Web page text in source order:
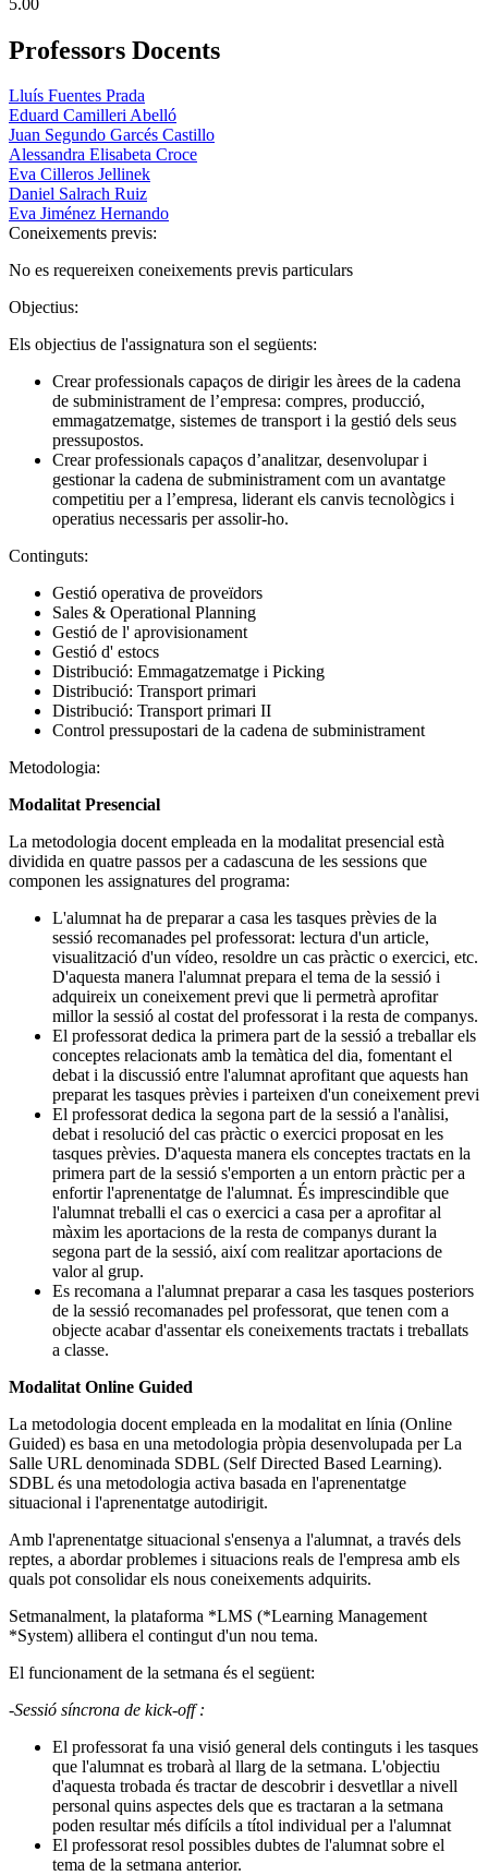
Professors Docents
Lluís Fuentes Prada
Eduard Camilleri Abelló
Juan Segundo Garcés Castillo
Alessandra Elisabeta Croce
Eva Cilleros Jellinek
Daniel Salrach Ruiz
Eva Jiménez Hernando
Coneixements previs:
No es requereixen coneixements previs particulars
Objectius:
Els objectius de l'assignatura son el següents:
Crear professionals capaços de dirigir les àrees de la cadena
de subministrament de l’empresa: compres, producció,
emmagatzematge, sistemes de transport i la gestió dels seus
pressupostos.
Crear professionals capaços d’analitzar, desenvolupar i
gestionar la cadena de subministrament com un avantatge
competitiu per a l’empresa, liderant els canvis tecnològics i
operatius necessaris per assolir-ho.
Continguts:
Gestió operativa de proveïdors
Sales & Operational Planning
Gestió de l' aprovisionament
Gestió d' estocs
Distribució: Emmagatzematge i Picking
Distribució: Transport primari
Distribució: Transport primari II
Control pressupostari de la cadena de subministrament
Metodologia:
Modalitat Presencial
La metodologia docent empleada en la modalitat presencial està
dividida en quatre passos per a cadascuna de les sessions que
componen les assignatures del programa:
L'alumnat ha de preparar a casa les tasques prèvies de la
sessió recomanades pel professorat: lectura d'un article,
visualització d'un vídeo, resoldre un cas pràctic o exercici, etc.
D'aquesta manera l'alumnat prepara el tema de la sessió i
adquireix un coneixement previ que li permetrà aprofitar
millor la sessió al costat del professorat i la resta de companys.
El professorat dedica la primera part de la sessió a treballar els
conceptes relacionats amb la temàtica del dia, fomentant el
debat i la discussió entre l'alumnat aprofitant que aquests han
preparat les tasques prèvies i parteixen d'un coneixement previ
El professorat dedica la segona part de la sessió a l'anàlisi,
debat i resolució del cas pràctic o exercici proposat en les
tasques prèvies. D'aquesta manera els conceptes tractats en la
primera part de la sessió s'emporten a un entorn pràctic per a
enfortir l'aprenentatge de l'alumnat. És imprescindible que
l'alumnat treballi el cas o exercici a casa per a aprofitar al
màxim les aportacions de la resta de companys durant la
segona part de la sessió, així com realitzar aportacions de
valor al grup.
Es recomana a l'alumnat preparar a casa les tasques posteriors
de la sessió recomanades pel professorat, que tenen com a
objecte acabar d'assentar els coneixements tractats i treballats
a classe.
Modalitat Online Guided
La metodologia docent empleada en la modalitat en línia (Online
Guided) es basa en una metodologia pròpia desenvolupada per La
Salle URL denominada SDBL (Self Directed Based Learning).
SDBL és una metodologia activa basada en l'aprenentatge
situacional i l'aprenentatge autodirigit.
Amb l'aprenentatge situacional s'ensenya a l'alumnat, a través dels
reptes, a abordar problemes i situacions reals de l'empresa amb els
quals pot consolidar els nous coneixements adquirits.
Setmanalment, la plataforma *LMS (*Learning Management
*System) allibera el contingut d'un nou tema.
El funcionament de la setmana és el següent:
-Sessió síncrona de kick-off :
El professorat fa una visió general dels continguts i les tasques
que l'alumnat es trobarà al llarg de la setmana. L'objectiu
d'aquesta trobada és tractar de descobrir i desvetllar a nivell
personal quins aspectes dels que es tractaran a la setmana
poden resultar més difícils a títol individual per a l'alumnat
El professorat resol possibles dubtes de l'alumnat sobre el
tema de la setmana anterior.